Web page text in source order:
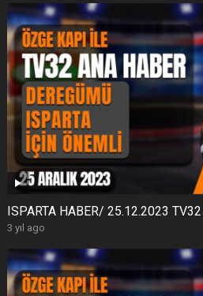
ISPARTA HABER/ 25.12.2023
3 yıl ago